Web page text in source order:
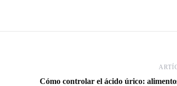
Cómo controlar el ácido úrico: